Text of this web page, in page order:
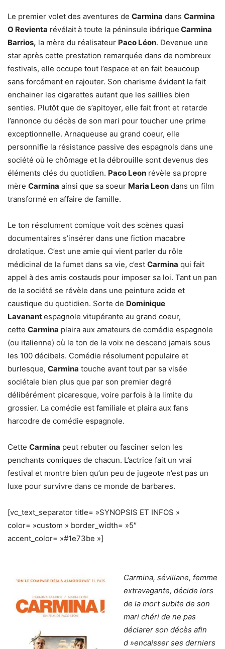
Le premier volet des aventures de Carmina dans Carmina
O Revienta révélaità toute la péninsule ibérique Carmina
Barrios, la mère du réalisateur Paco Léon. Devenue une
star après cette prestation remarquée dans de nombreux
festivals, elle occupe tout l’espace et en fait beaucoup
sans forcément en rajouter. Son charisme évident la fait
enchainer les cigarettes autant que les saillies bien
senties. Plutôt que de s’apitoyer, elle fait front et retarde
l’annonce du décès de son mari pour toucher une prime
exceptionnelle. Arnaqueuse au grand coeur, elle
personnifie la résistance passive des espagnols dans une
société où le chômage et la débrouille sont devenus des
éléments clés du quotidien. Paco Leon révèle sa propre
mère Carmina ainsi que sa soeur Maria Leon dans un film
transformé en affaire de famille.
Le ton résolument comique voit des scènes quasi
documentaires s’insérer dans une fiction macabre
drolatique. C’est une amie qui vient parler du rôle
médicinal de la fumet dans sa vie, c’est Carmina qui fait
appel à des amis costauds pour imposer sa loi. Tant un pan
de la société se révèle dans une peinture acide et
caustique du quotidien. Sorte de Dominique
Lavanantespagnole vitupérante au grand coeur,
cette Carmina plaira aux amateurs de comédie espagnole
(ou italienne) où le ton de la voix ne descend jamais sous
les 100 décibels. Comédie résolument populaire et
burlesque, Carmina touche avant tout par sa visée
sociétale bien plus que par son premier degré
délibérément picaresque, voire parfois à la limite du
grossier. La comédie est familiale et plaira aux fans
harcodre de comédie espagnole.
Cette Carmina peut rebuter ou fasciner selon les
penchants comiques de chacun. L’actrice fait un vrai
festival et montre bien qu’un peu de jugeote n’est pas un
luxe pour survivre dans ce monde de barbares.
[vc_text_separator title= »SYNOPSIS ET INFOS »
color= »custom » border_width= »5″
accent_color= »#1e73be »]
Carmina, sévillane, femme
extravagante, décide lors
de la mort subite de son
mari chéri de ne pas
déclarer son décès afin
d »encaisser ses derniers